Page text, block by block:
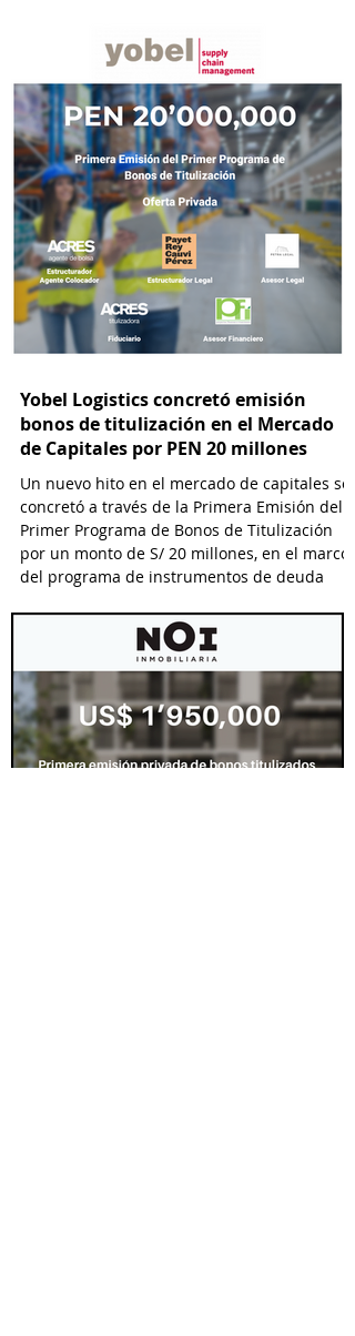
Titulizadora y por el estudio Osorio & Valdez
Yobel Logistics concretó emisión
bonos de titulización en el Mercado
de Capitales por PEN 20 millones
Un nuevo hito en el mercado de capitales se
concretó a través de la Primera Emisión del
Primer Programa de Bonos de Titulización
por un monto de S/ 20 millones, en el marco
del programa de instrumentos de deuda
S.A., el cual permitirá emisiones hasta por S/